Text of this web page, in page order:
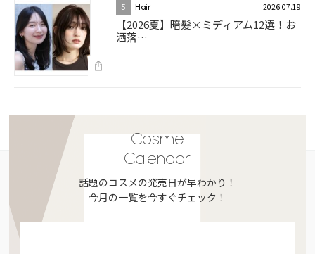
5 Hair 2026.07.19
【2026夏】暗髪×ミディアム12選！お
洒落…
Cosme
Calendar
話題のコスメの発売日が早わかり！
今月の一覧を今すぐチェック！